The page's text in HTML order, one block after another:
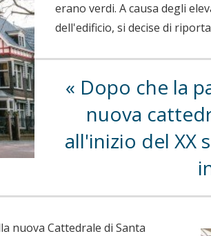
erano verdi. A causa degli
dell'edificio, si decise di
Dopo che la
nuova
all'inizio del XX
nuova Cattedrale di Santa